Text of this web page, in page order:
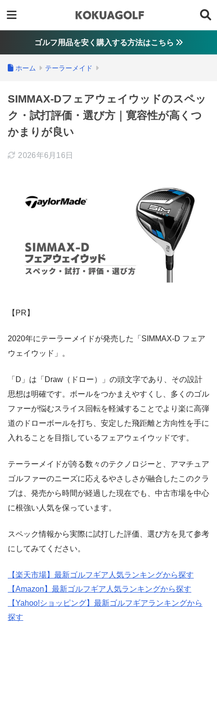
ゴルフ用品を安く購入する方法はこちら
ホーム テーラーメイド
SIMMAX-Dフェアウェイウッドのスペッ
ク・試打評価・選び方｜寛容性が高くつ
かまりが良い
2026年6月16日
【PR】
2020年にテーラーメイドが発売した「SIMMAX-D フェア
ウェイウッド」。
「D」は「Draw（ドロー）」の頭文字であり、その設計
思想は明確です。ボールをつかまえやすくし、多くのゴル
ファーが悩むスライス回転を軽減することでより楽に高弾
道のドローボールを打ち、安定した飛距離と方向性を手に
入れることを目指しているフェアウェイウッドです。
テーラーメイドが誇る数々のテクノロジーと、アマチュア
ゴルファーのニーズに応えるやさしさが融合したこのクラ
ブは、発売から時間が経過した現在でも、中古市場を中心
に根強い人気を保っています。
スペック情報から実際に試打した評価、選び方を見て参考
にしてみてください。
【楽天市場】最新ゴルフギア人気ランキングから探す
【Amazon】最新ゴルフギア人気ランキングから探す
【Yahoo!ショッピング】最新ゴルフギアランキングから
探す